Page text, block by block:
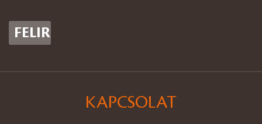
KAPCSOLAT